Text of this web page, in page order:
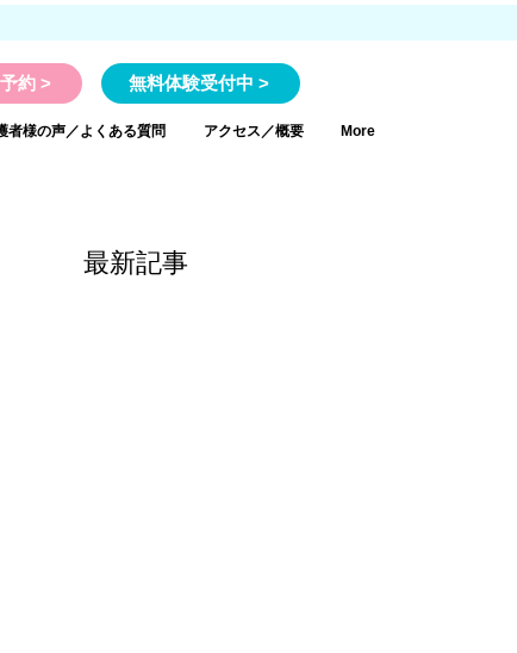
約 > 無料体験受付中 >
者様の声／よくある質問 アクセス／概要 More
最新記事